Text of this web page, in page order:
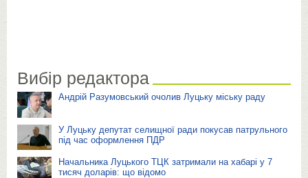
Вибір редактора
Андрій Разумовський очолив Луцьку міську раду
У Луцьку депутат селищної ради покусав патрульного
під час оформлення ПДР
Начальника Луцького ТЦК затримали на хабарі у 7
тисяч доларів: що відомо